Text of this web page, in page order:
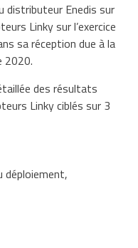
distributeur Enedis sur
Linky sur l’exercice
sa réception due à la
2020.
des résultats
Linky ciblés sur 3
déploiement,